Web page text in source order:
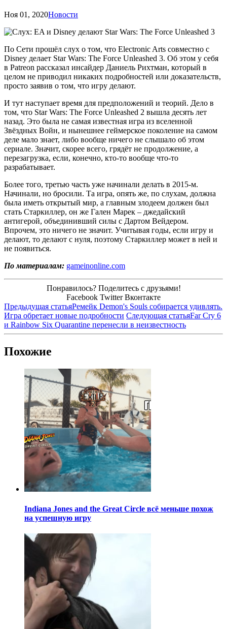
Ноя 01, 2020Новости
По Сети прошёл слух о том, что Electronic Arts совместно с
Disney делает Star Wars: The Force Unleashed 3. Об этом у себя
в Patreon рассказал инсайдер Даниель Рихтман, который в
целом не приводил никаких подробностей или доказательств,
просто заявив о том, что игру делают.
И тут наступает время для предположений и теорий. Дело в
том, что Star Wars: The Force Unleashed 2 вышла десять лет
назад. Это была не самая известная игра из вселенной
Звёздных Войн, и нынешнее геймерское поколение на самом
деле мало знает, либо вообще ничего не слышало об этом
сериале. Значит, скорее всего, грядёт не продолжение, а
перезагрузка, если, конечно, кто-то вообще что-то
разрабатывает.
Более того, третью часть уже начинали делать в 2015-м.
Начинали, но бросили. Та игра, опять же, по слухам, должна
была иметь открытый мир, а главным злодеем должен был
стать Старкиллер, он же Гален Марек – джедайский
антигерой, объединивший силы с Дартом Вейдером.
Впрочем, это ничего не значит. Учитывая годы, если игру и
делают, то делают с нуля, поэтому Старкиллер может в ней и
не появиться.
По материалам: gameinonline.com
Понравилось? Поделитесь с друзьями!
Facebook Twitter Вконтакте
Предыдущая статьяРемейк Demon's Souls собирается удивлять.
Игра обретает новые подробности Следующая статьяFar Cry 6
и Rainbow Six Quarantine перенесли в неизвестность
Похожие
Indiana Jones and the Great Circle всё меньше похож
на успешную игру